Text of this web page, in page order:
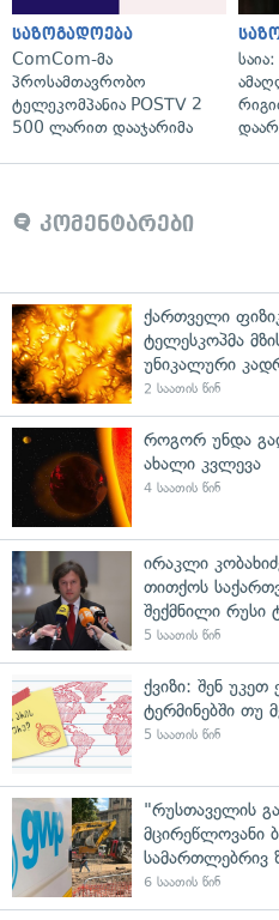
საზოგადოება
ComCom-მა
პროსამთავრობო
ტელეკომპანია POSTV 2
500 ლარით დააჯარიმა
კომენტარები
ქართველი
ტელესკოპმა
უნიკალური
2 საათის წინ
როგორ უნდა
ახალი კვლევა
4 საათის წინ
ირაკლი
თითქოს
შექმნილი რუსი
5 საათის წინ
ქვიზი: შენ
ტერმინებში თუ
5 საათის წინ
"რუსთაველის
მცირეწლოვანი
სამართლებრივ
6 საათის წინ